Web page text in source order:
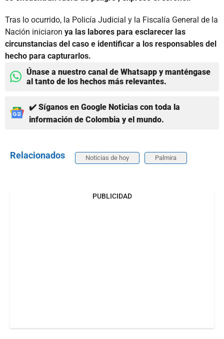
Tras lo ocurrido, la Policía Judicial y la Fiscalía General de la
Nación iniciaron ya las labores para esclarecer las
circunstancias del caso e identificar a los responsables del
hecho para capturarlos.
Únase a nuestro canal de Whatsapp y manténgase
al tanto de los hechos más relevantes.
✔️ Síganos en Google Noticias con toda la
información de Colombia y el mundo.
Relacionados Noticias de hoy Palmira
PUBLICIDAD